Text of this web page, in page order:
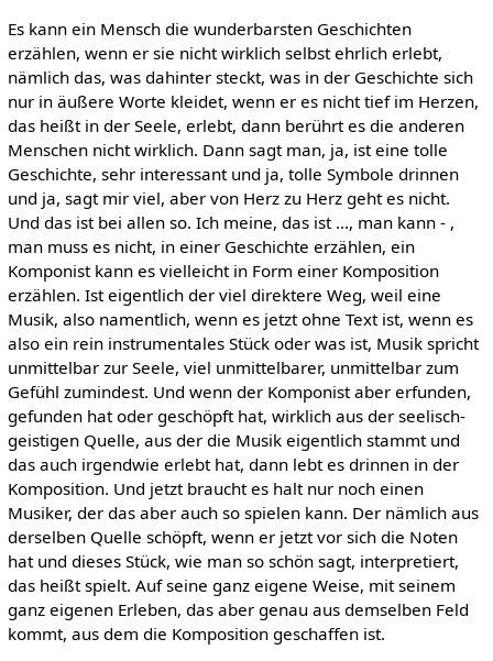
Es kann ein Mensch die wunderbarsten Geschichten
erzählen, wenn er sie nicht wirklich selbst ehrlich erlebt,
nämlich das, was dahinter steckt, was in der Geschichte sich
nur in äußere Worte kleidet, wenn er es nicht tief im Herzen,
das heißt in der Seele, erlebt, dann berührt es die anderen
Menschen nicht wirklich. Dann sagt man, ja, ist eine tolle
Geschichte, sehr interessant und ja, tolle Symbole drinnen
und ja, sagt mir viel, aber von Herz zu Herz geht es nicht.
Und das ist bei allen so. Ich meine, das ist ..., man kann - ,
man muss es nicht, in einer Geschichte erzählen, ein
Komponist kann es vielleicht in Form einer Komposition
erzählen. Ist eigentlich der viel direktere Weg, weil eine
Musik, also namentlich, wenn es jetzt ohne Text ist, wenn es
also ein rein instrumentales Stück oder was ist, Musik spricht
unmittelbar zur Seele, viel unmittelbarer, unmittelbar zum
Gefühl zumindest. Und wenn der Komponist aber erfunden,
gefunden hat oder geschöpft hat, wirklich aus der seelisch-
geistigen Quelle, aus der die Musik eigentlich stammt und
das auch irgendwie erlebt hat, dann lebt es drinnen in der
Komposition. Und jetzt braucht es halt nur noch einen
Musiker, der das aber auch so spielen kann. Der nämlich aus
derselben Quelle schöpft, wenn er jetzt vor sich die Noten
hat und dieses Stück, wie man so schön sagt, interpretiert,
das heißt spielt. Auf seine ganz eigene Weise, mit seinem
ganz eigenen Erleben, das aber genau aus demselben Feld
kommt, aus dem die Komposition geschaffen ist.